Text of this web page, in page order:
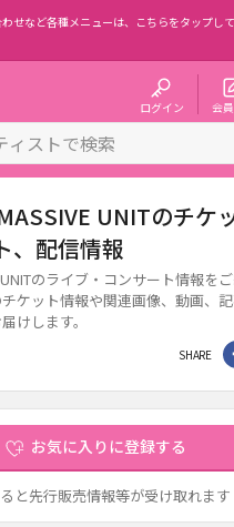
せなど各種メニューは、
こちらをタップし
ログイン 会
UNITのチケ
、配信情報
UNITのライブ・コンサート情報をご
ケット情報や関連画像、動画、
けします。
SHARE
お気に入りに登録する
と先行販売情報等が受け取れます